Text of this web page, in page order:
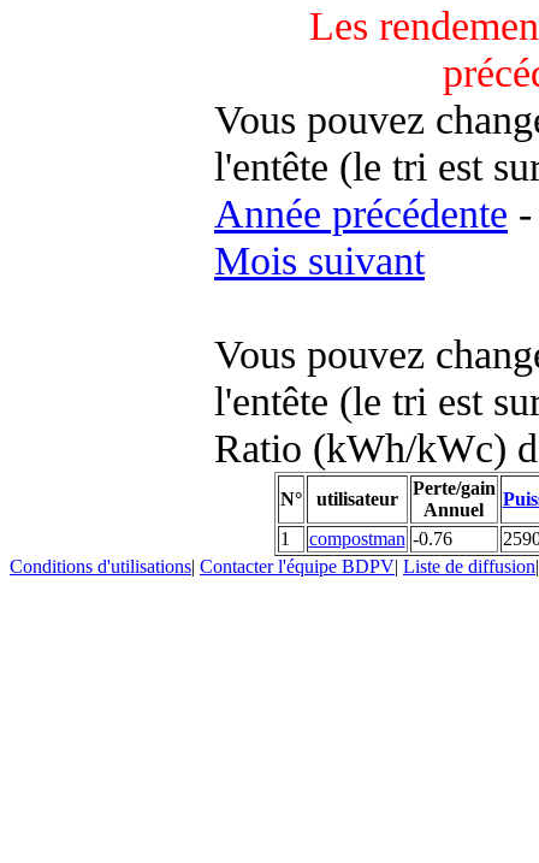
Les
Vous pouvez
l'entête (le tri est
Année précédente -
Mois suivant
Vous pouvez
l'entête (le tri est
Ratio (kWh/kWc)
N° utilisateur
Perte/gain
Annuel
1
compostman -0.76
Conditions d'utilisations| Contacter l'équipe BDPV| Liste de diffusion